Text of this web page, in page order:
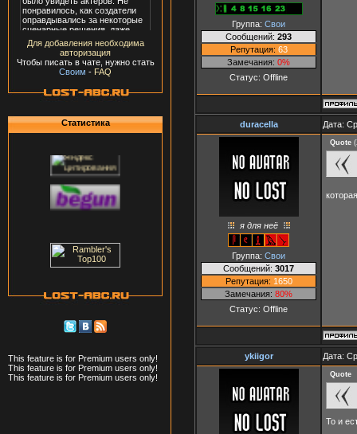
Для добавления необходима
авторизация
Чтобы писать в чате, нужно стать
Своим - FAQ
Статистика
This feature is for Premium users only!
This feature is for Premium users only!
This feature is for Premium users only!
Группа: Свои
Сообщений: 293
Репутация: 63
Замечания: 0%
Статус: Offline
duracella Дата:
я для неё
Группа: Свои
Сообщений: 3017
Репутация: 1650
Замечания: 80%
Статус: Offline
Quote (
ykiigor Дата:
Quote
То и